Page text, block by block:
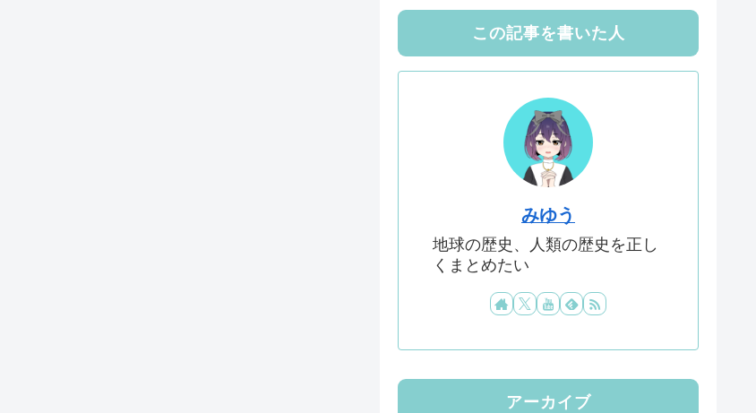
この記事を書いた人
みゆう
地球の歴史、人類の歴史を正し
くまとめたい
アーカイブ